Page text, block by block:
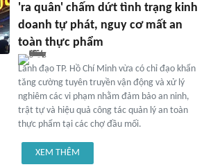
'ra quân' chấm dứt tình trạng kinh
doanh tự phát, nguy cơ mất an
toàn thực phẩm
Lãnh đạo TP. Hồ Chí Minh vừa có chỉ đạo khẩn
tăng cường tuyên truyền vận động và xử lý
nghiêm các vi phạm nhằm đảm bảo an ninh,
trật tự và hiệu quả công tác quản lý an toàn
thực phẩm tại các chợ đầu mối.
XEM THÊM